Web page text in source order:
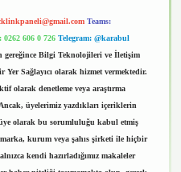
Teams:
0262 606 0 726 Telegram: @karabul
gereğince Bilgi Teknolojileri ve İletişim
Sağlayıcı olarak hizmet vermektedir.
olarak denetleme veya araştırma
üyelerimiz yazdıkları içeriklerin
olarak bu sorumluluğu kabul etmiş
kurum veya şahıs şirketi ile hiçbir
kendi hazırladığımız makaleler